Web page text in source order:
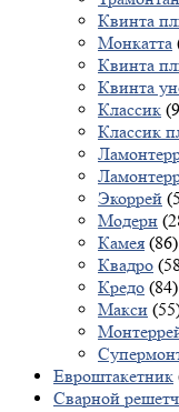
Квинта
Монкатта
Квинта
Квинта
Классик
Классик
Экоррей
Модерн
Камея (86)
Квадро
Кредо (84)
Макси
Евроштакетник
Сварной